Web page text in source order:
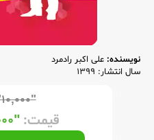
نویسنده: علی اکبر رادمرد
سال انتشار: 1399
"۱۰,۰۰۰"
قیمت:"۷,۰۰۰"